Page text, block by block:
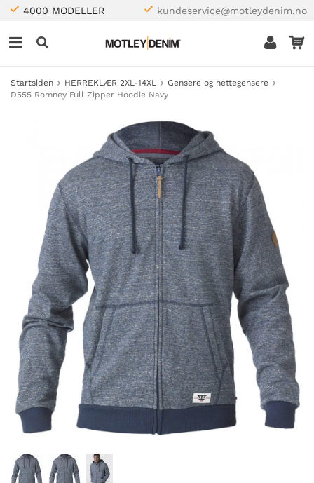
4000 MODELLER kundeservice@motleydenim.no
Startsiden HERREKLÆR 2XL-14XL
Gensere og hettegensere
D555 Romney Full Zipper Hoodie Navy